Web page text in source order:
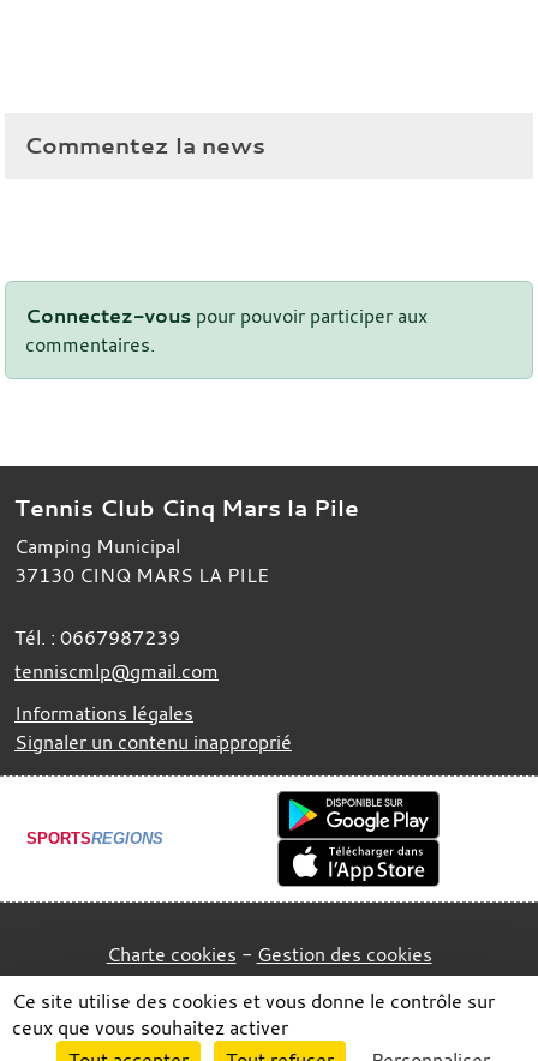
Commentez la news
Connectez-vous pour pouvoir participer aux
commentaires.
Tennis Club Cinq Mars la Pile
Camping Municipal
37130 CINQ MARS LA PILE
Tél. : 0667987239
tenniscmlp@gmail.com
Informations légales
Signaler un contenu inapproprié
SPORTSREGIONS
Charte cookies Gestion des cookies
Ce site utilise des cookies et vous donne le contrôle sur
ceux que vous souhaitez activer